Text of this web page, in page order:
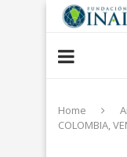
Home
COLOMBIA,